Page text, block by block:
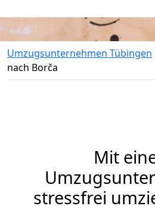
Umzugsunternehmen Tübingen
nach Borča
Mit
stressfrei